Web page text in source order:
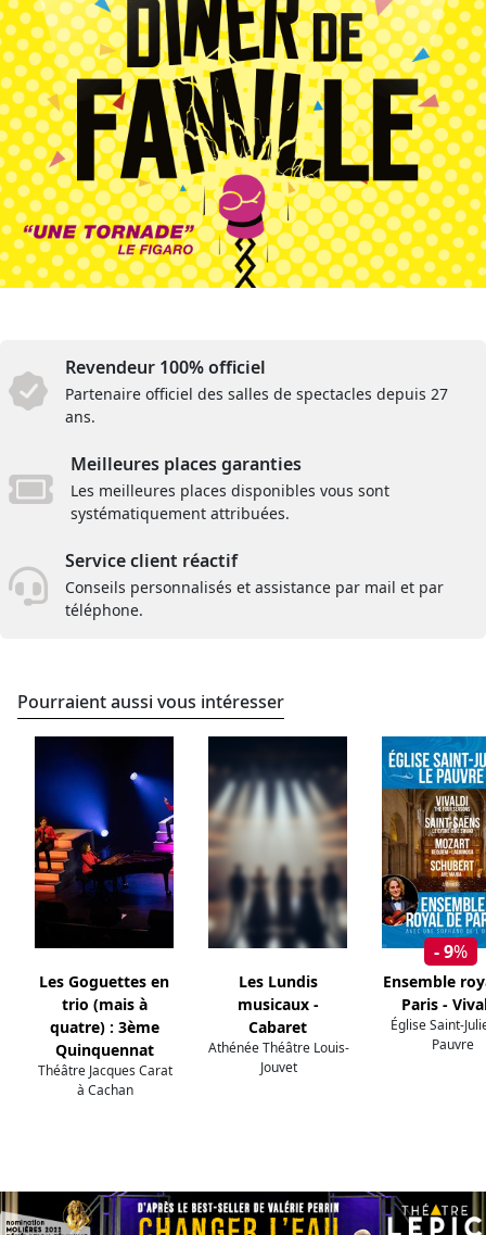
Revendeur 100% officiel
Partenaire officiel des salles de spectacles depuis 27
ans.
Meilleures places garanties
Les meilleures places disponibles vous sont
systématiquement attribuées.
Service client réactif
Conseils personnalisés et assistance par mail et par
téléphone.
Pourraient aussi vous intéresser
Les Goguettes en
trio (mais à
quatre) : 3ème
Quinquennat
Théâtre Jacques Carat
à Cachan
Les Lundis
musicaux -
Cabaret
Athénée Théâtre Louis-
Jouvet
- 9%
Ensemble
Paris -
Église Saint-
Pauvre